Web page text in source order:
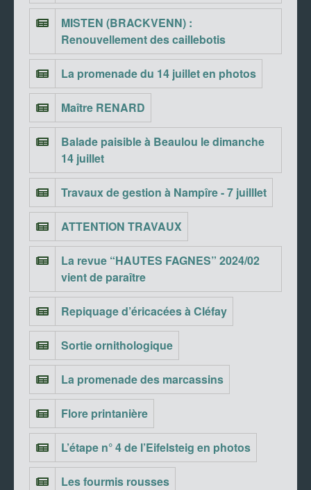
MISTEN (BRACKVENN) :
Renouvellement des caillebotis
La promenade du 14 juillet en photos
Maître RENARD
Balade paisible à Beaulou le dimanche
14 juillet
Travaux de gestion à Nampîre - 7 juilllet
ATTENTION TRAVAUX
La revue “HAUTES FAGNES” 2024/02
vient de paraître
Repiquage d’éricacées à Cléfay
Sortie ornithologique
La promenade des marcassins
Flore printanière
L’étape n° 4 de l’Eifelsteig en photos
Les fourmis rousses